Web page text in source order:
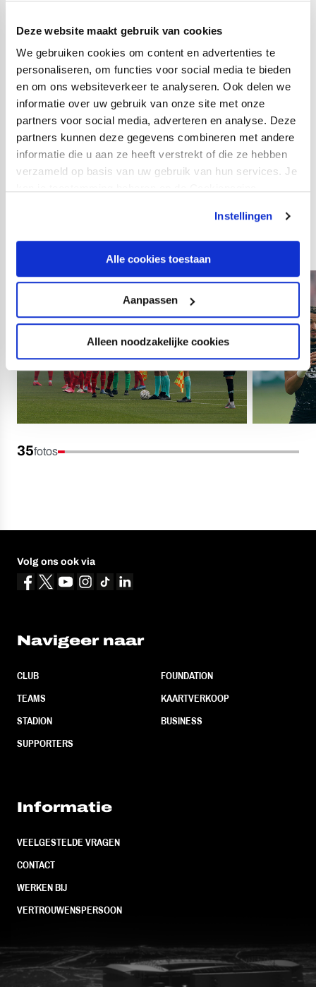
Deze website maakt gebruik van cookies
We gebruiken cookies om content en advertenties te
personaliseren, om functies voor social media te bieden
en om ons websiteverkeer te analyseren. Ook delen we
informatie over uw gebruik van onze site met onze
partners voor social media, adverteren en analyse. Deze
partners kunnen deze gegevens combineren met andere
informatie die u aan ze heeft verstrekt of die ze hebben
verzameld op basis van uw gebruik van hun services. Je
Instellingen
Alle cookies toestaan
Aanpassen
Alleen noodzakelijke cookies
Hoogma, Django Warmerdam; Othmane Boussaid (76.
Eljero Elia), Sander van de Streek, Simon Gustafson;
Gyrano Kerk, Mimoun Mahi (70. Urby Emanuelson), Bart
Opstelling RKC Waalwijk:
Kostas Lamprou; Saïd Bakari, Melle Meulensteen,
Ahmed Touba, Luuk Wouters; Vurnon Anita, Nicolas
35fotos
Volg ons ook via
Navigeer naar
CLUB
TEAMS
STADION
SUPPORTERS
FOUNDATION
KAARTVERKOOP
BUSINESS
Informatie
VEELGESTELDE VRAGEN
CONTACT
WERKEN BIJ
VERTROUWENSPERSOON
FC Utrecht<br>vanuit<br>het